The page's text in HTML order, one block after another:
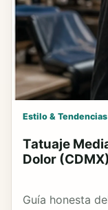
Estilo & Tendencias
Tatuaje
Dolor (CDMX)
Guía honesta